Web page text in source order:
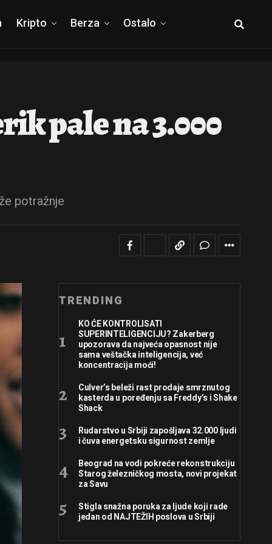
Kripto Berza Ostalo
pale na 3.000
potražnje
TRENDING
KO ĆE KONTROLISATI
SUPERINTELIGENCIJU? Zakerberg
upozorava da najveća opasnost nije
sama veštačka inteligencija, već
koncentracija moći!
Culver’s beleži rast prodaje smrznutog
kasterda u poređenju sa Freddy’s i Shake
Shack
Rudarstvo u Srbiji zapošljava 32.000 ljudi
i čuva energetsku sigurnost zemlje
Beograd na vodi pokreće rekonstrukciju
Starog železničkog mosta, novi projekat
za Savu
Stigla snažna poruka za ljude koji rade
jedan od NAJTEŽIH poslova u Srbiji